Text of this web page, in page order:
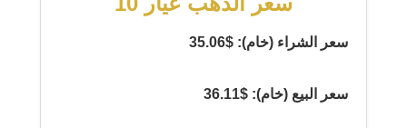
سعر الشراء (خام): $35.06
سعر البيع (خام): $36.11